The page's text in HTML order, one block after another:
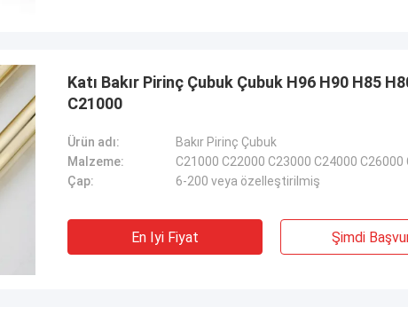
Katı Bakır Pirinç Çubuk Çubuk H96 H90 H85
C21000
Ürün adı:
Bakır Pirinç Çubuk
Malzeme:
C21000 C22000 C23000 C24000 C26000
Çap:
6-200 veya özelleştirilmiş
En Iyi Fiyat Şimdi